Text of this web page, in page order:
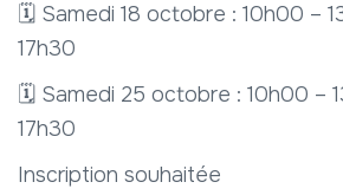
🗓️ Samedi 18 octobre : 10h00 –
17h30
🗓️ Samedi 25 octobre : 10h00 –
17h30
Inscription souhaitée